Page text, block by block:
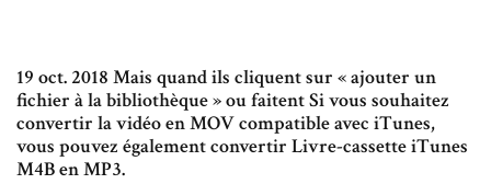
19 oct. 2018 Mais quand ils cliquent sur « ajouter un
fichier à la bibliothèque » ou faitent Si vous souhaitez
convertir la vidéo en MOV compatible avec iTunes,
vous pouvez également convertir Livre-cassette iTunes
M4B en MP3.